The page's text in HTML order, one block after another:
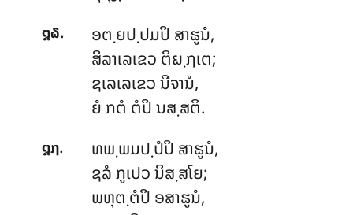
໘໖. ອຕ຺ຍປ຺ປມປິ ສາຘູນໍ,
ສິລາເລເຂວ ຕິຏ຺ຐເຕ;
ຊເລເລເຂວ ນີຈານໍ,
ຍໍ ກຕໍ ຕໍປິ ນສ຺ສຕິ.
໘໗.
ທພ຺ພມປ຺ປໍປິ ສາຘູນໍ,
ຊລໍ ກູເປວ ນິສ຺ສໂຍ;
ພຫຸຕ຺ຕໍປິ ອສາຘູນໍ,